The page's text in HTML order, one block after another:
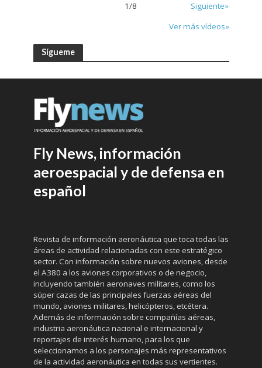
1/8
Siguiente»
Ver más vídeos»
Sígueme
Fly News, información
aeroespacial y de defensa en
español
Revista de información aeronáutica que toca todas las
áreas de actividad relacionadas con este estratégico
sector. Con información sobre nuevos aviones, desde
el A380 a los aviones corporativos o de negocio,
incluyendo también aeronaves militares, como los
súper cazas de las principales fuerzas aéreas del
mundo, aviones militares, helicópteros, etcétera.
Además de información sobre compañías aéreas,
industria aeronáutica nacional e internacional y
reportajes de interés humano, para los que
seleccionamos a los personajes más representativos
de la actividad aeronáutica en todas sus vertientes.